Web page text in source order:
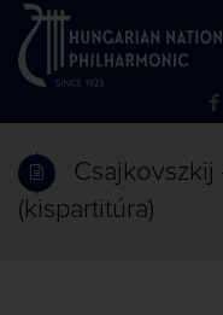
Csajkovszkij
(kispartitúra)